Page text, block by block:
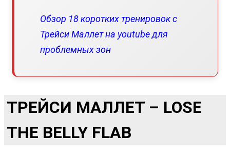
Обзор 18 коротких тренировок с
Трейси Маллет на youtube для
проблемных зон
ТРЕЙСИ МАЛЛЕТ – LOSE
THE BELLY FLAB